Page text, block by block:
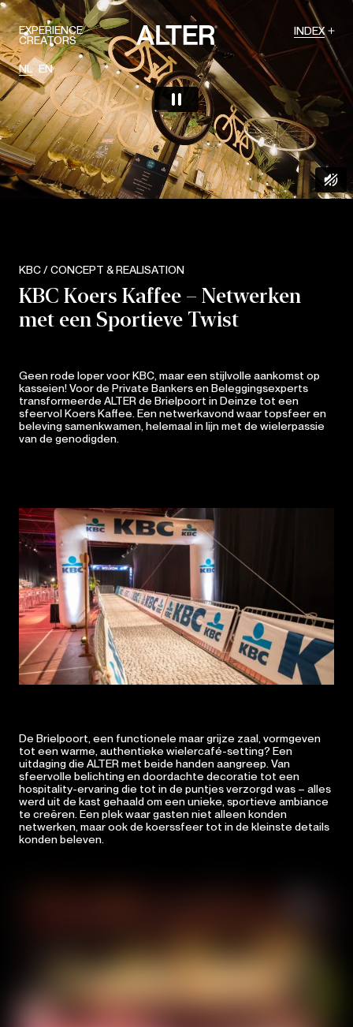
EXPERIENCE
CREATORS
NL EN
INDEX
KBC / CONCEPT & REALISATION
KBC Koers Kaffee – Netwerken
met een Sportieve Twist
Geen rode loper voor KBC, maar een stijlvolle aankomst op
kasseien! Voor de Private Bankers en Beleggingsexperts
transformeerde ALTER de Brielpoort in Deinze tot een
sfeervol Koers Kaffee. Een netwerkavond waar topsfeer en
beleving samenkwamen, helemaal in lijn met de wielerpassie
van de genodigden.
De Brielpoort, een functionele maar grijze zaal, vormgeven
tot een warme, authentieke wielercafé-setting? Een
uitdaging die ALTER met beide handen aangreep. Van
sfeervolle belichting en doordachte decoratie tot een
hospitality-ervaring die tot in de puntjes verzorgd was – alles
werd uit de kast gehaald om een unieke, sportieve ambiance
te creëren. Een plek waar gasten niet alleen konden
netwerken, maar ook de koerssfeer tot in de kleinste details
konden beleven.